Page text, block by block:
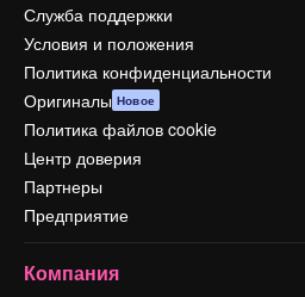
Служба поддержки
Условия и положения
Политика конфиденциальности
Оригиналы Новое
Политика файлов cookie
Центр доверия
Партнеры
Предприятие
Компания